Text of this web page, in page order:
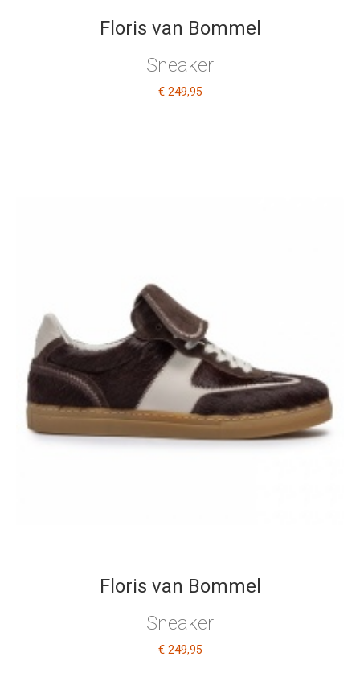
Floris van Bommel
Sneaker
€ 249,95
Floris van Bommel
Sneaker
€ 249,95